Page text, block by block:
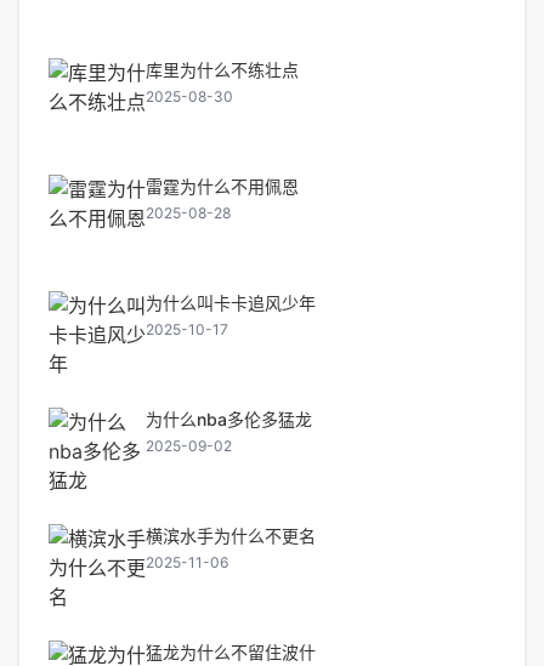
库里为什么不练壮点
2025-08-30
雷霆为什么不用佩恩
2025-08-28
为什么叫卡卡追风少年
2025-10-17
为什么nba多伦多猛龙
2025-09-02
横滨水手为什么不更名
2025-11-06
猛龙为什么不留住波什